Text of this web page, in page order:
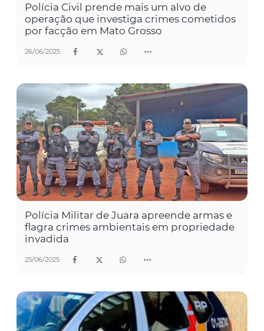
Polícia Civil prende mais um alvo de
operação que investiga crimes cometidos
por facção em Mato Grosso
26/06/2025
Polícia Militar de Juara apreende armas e
flagra crimes ambientais em propriedade
invadida
25/06/2025